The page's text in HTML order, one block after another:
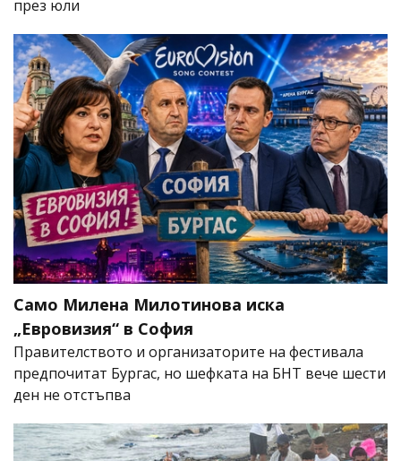
през юли
Само Милена Милотинова иска
„Евровизия“ в София
Правителството и организаторите на фестивала
предпочитат Бургас, но шефката на БНТ вече шести
ден не отстъпва